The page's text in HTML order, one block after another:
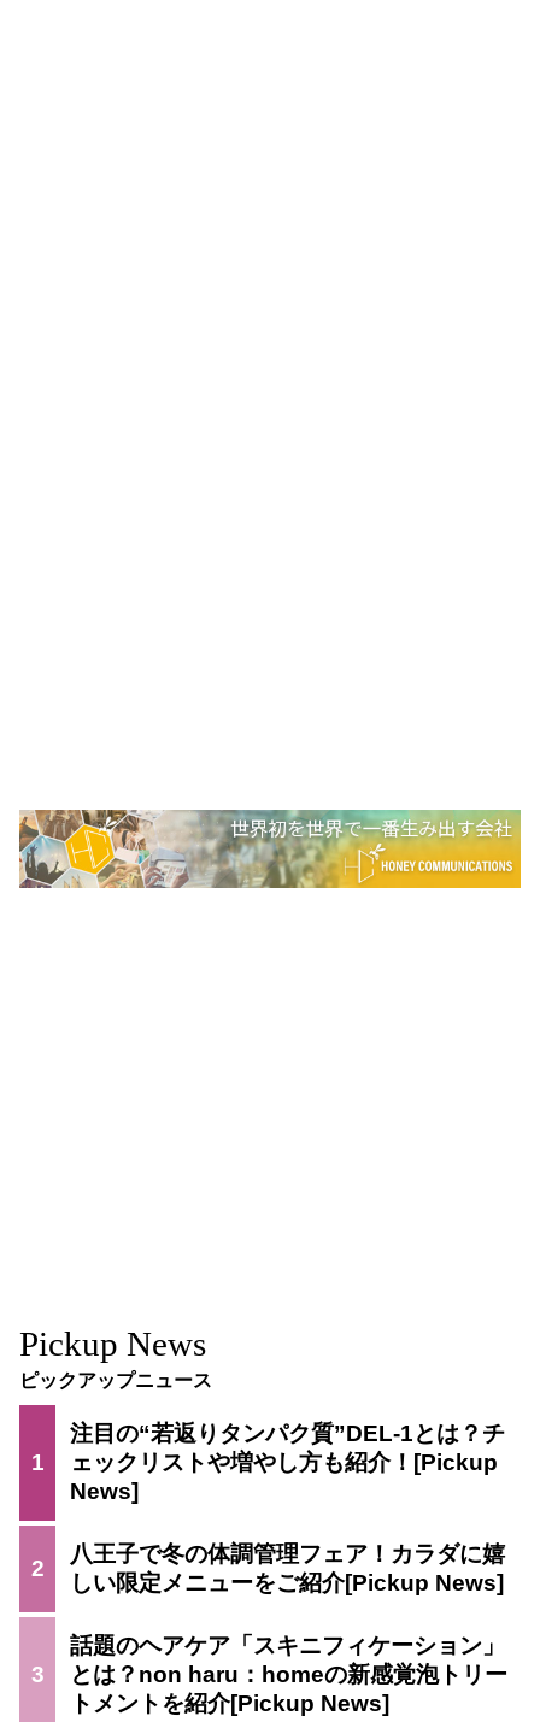
Pickup News
ピックアップニュース
1
注目の“若返りタンパク質”DEL-1とは？チ
ェックリストや増やし方も紹介！
2
八王子で冬の体調管理フェア！カラダに嬉
しい限定メニューをご紹介
3
話題のヘアケア「スキニフィケーション」
とは？non haru：homeの新感覚泡トリー
トメントを紹介